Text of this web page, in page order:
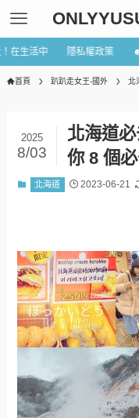
在生活中 隱私權政策
首頁 趴趴走女王-國外 北
北海道
你 8 個
2025
8/03
北海道 2023-06-21